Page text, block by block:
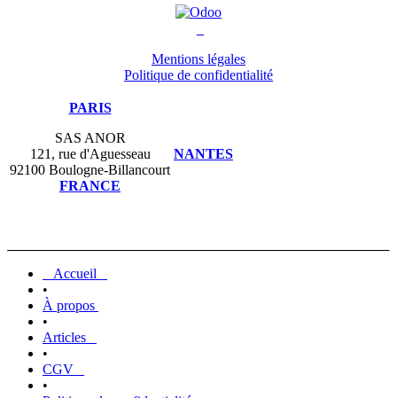
Mentions légales
Politique de confidentialité
PARIS
SAS ANOR
121, rue d'Aguesseau
92100 Boulogne-Billancourt
FRANCE
NANTES
Accueil
•
À propos
•
Articles
•
CGV
•